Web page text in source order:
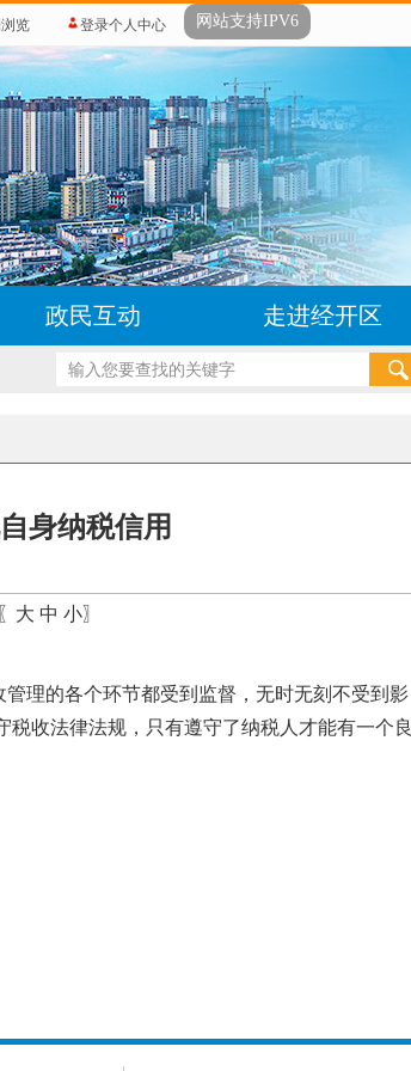
览 登录个人中心 网站支持IPV6
政民互动 走进经开区
身纳税信用
大 中 小〗
理的各个环节都受到监督，无时无刻不受到影
收法律法规，只有遵守了纳税人才能有一个良